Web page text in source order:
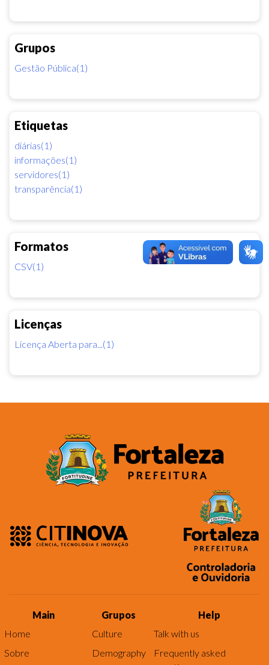
Grupos
Gestão Pública(1)
Etiquetas
diárias(1)
informações(1)
servidores(1)
transparência(1)
Formatos
CSV(1)
Licenças
Licença Aberta para...(1)
Main
Home
Sobre
Grupos
Culture
Demography
Help
Talk with us
Frequently asked